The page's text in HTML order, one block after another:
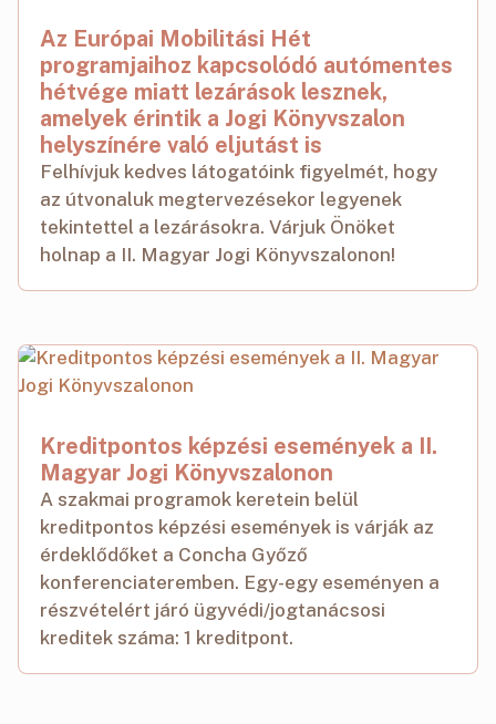
Az Európai Mobilitási Hét
programjaihoz kapcsolódó autómentes
hétvége miatt lezárások lesznek,
amelyek érintik a Jogi Könyvszalon
helyszínére való eljutást is
Felhívjuk kedves látogatóink figyelmét, hogy
az útvonaluk megtervezésekor legyenek
tekintettel a lezárásokra. Várjuk Önöket
holnap a II. Magyar Jogi Könyvszalonon!
Kreditpontos képzési események a II.
Magyar Jogi Könyvszalonon
A szakmai programok keretein belül
kreditpontos képzési események is várják az
érdeklődőket a Concha Győző
konferenciateremben. Egy-egy eseményen a
részvételért járó ügyvédi/jogtanácsosi
kreditek száma: 1 kreditpont.